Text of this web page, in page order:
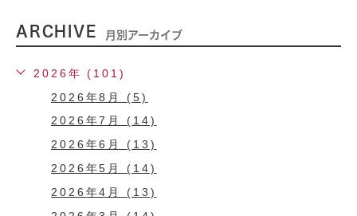
ARCHIVE 月別アーカイブ
2026年 (101)
2026年8月 (5)
2026年7月 (14)
2026年6月 (13)
2026年5月 (14)
2026年4月 (13)